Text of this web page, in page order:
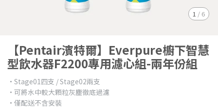
1 / 6
【Pentair濱特爾】Everpure櫥下智慧
型飲水器F2200專用濾心組-兩年份組
•Stage01四支 / Stage02兩支
•可將水中較大顆粒灰塵徹底過濾
•僅配送不含安裝